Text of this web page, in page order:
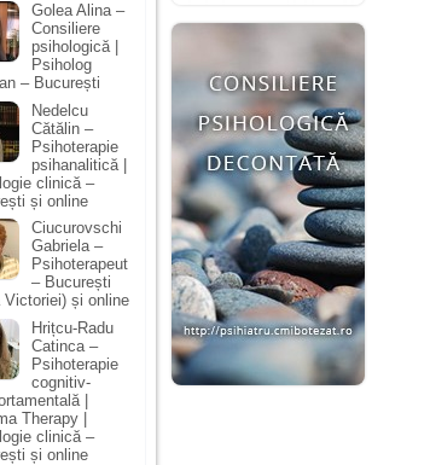
Golea Alina –
Consiliere
psihologică |
Psiholog
– București
Nedelcu
Cătălin –
Psihoterapie
psihanalitică |
clinică –
și online
Ciucurovschi
Gabriela –
Psihoterapeut
– București
Victoriei) și online
Hrițcu-Radu
Catinca –
Psihoterapie
cognitiv-
|
Therapy |
clinică –
și online